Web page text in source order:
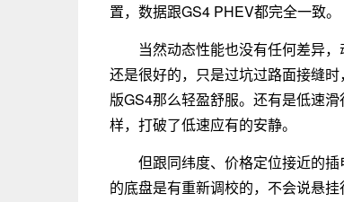
置，数据跟GS4 PHEV都完全一致。
当然动态性能也没有任何差异
还是很好的，只是过坑过路面接缝
版GS4那么轻盈舒服。还有是低速
样，打破了低速应有的安静。
但跟同纬度、价格定位接近的
的底盘是有重新调校的，不会说悬